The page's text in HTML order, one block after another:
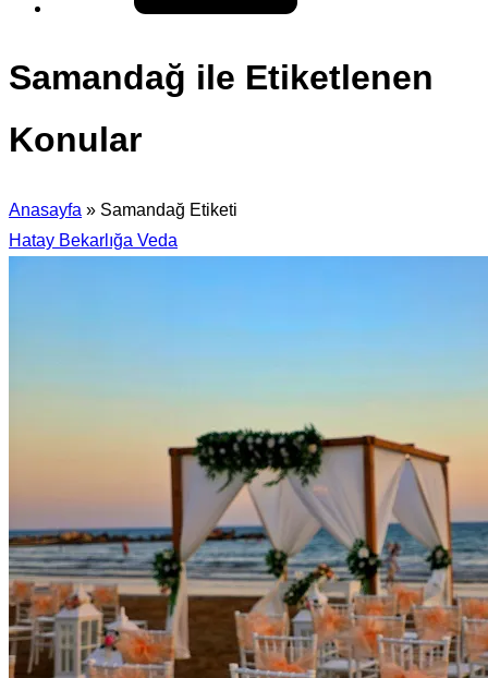
Samandağ ile Etiketlenen
Konular
Anasayfa » Samandağ Etiketi
Hatay Bekarlığa Veda